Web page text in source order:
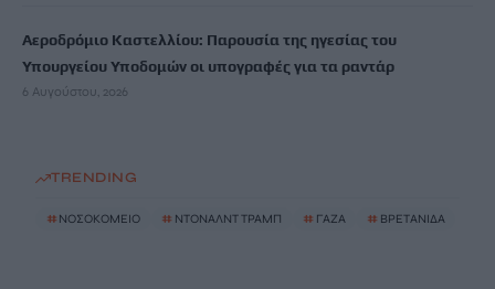
Αεροδρόμιο Καστελλίου: Παρουσία της ηγεσίας του
Υπουργείου Υποδομών οι υπογραφές για τα ραντάρ
6 Αυγούστου, 2026
TRENDING
# ΝΟΣΟΚΟΜΕΙΟ # ΝΤΟΝΑΛΝΤ ΤΡΑΜΠ # ΓΑΖΑ # ΒΡΕΤΑΝΙΔΑ